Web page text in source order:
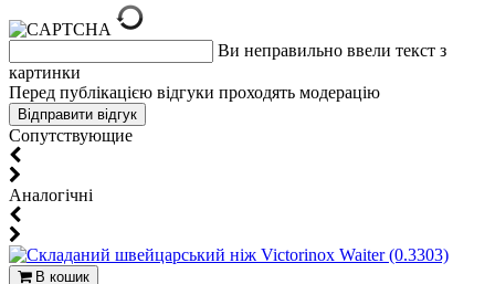
Ви неправильно ввели текст з
картинки
Перед публікацією відгуки проходять модерацію
Cопутствующие
Aналогічні
В кошик